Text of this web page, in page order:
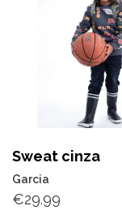
Sweat cinza
Garcia
€29.99